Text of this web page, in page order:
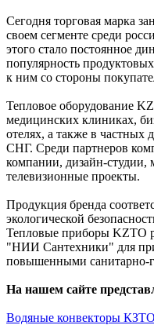
Сегодня торговая марка
своем сегменте среди
этого стало постоянное
популярность
к ним со стороны
Тепловое оборудование
медицинских клиниках,
отелях, а также в частных
СНГ. Среди партнеров
компании, дизайн-студии,
телевизионные проекты.
Продукция бренда
экологической
Тепловые приборы KZTO
"НИИ Сантехники" для
повышенными санитарно-
На нашем сайте
Водяные конвекторы КЗТО